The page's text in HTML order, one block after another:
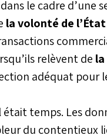
le cadre
la volonté de l’État
relèvent de
adéquat pour
était temps. Les
du contentieux